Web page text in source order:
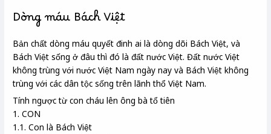
Dòng máu Bách Việt
Bản chất dòng máu quyết đinh ai là dòng dõi Bách Việt, và
Bách Việt sống ở đâu thì đó là đất nước Việt. Đất nước Việt
không trùng với nước Việt Nam ngày nay và Bách Việt không
trùng với các dân tộc sống trên lãnh thổ Việt Nam.
Tính ngược từ con cháu lên ông bà tổ tiên
1. CON
1.1. Con là Bách Việt